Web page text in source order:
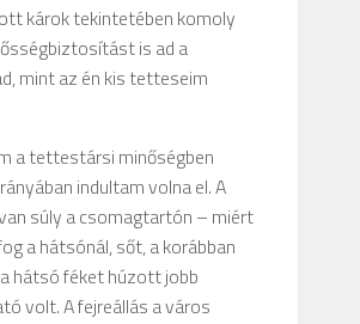
károk tekintetében komoly
is ad a
mint az én kis tetteseim
a tettestársi minőségben
indultam volna el. A
súly a csomagtartón – miért
a hátsónál, sőt, a korábban
hátsó féket húzott jobb
volt. A fejreállás a város